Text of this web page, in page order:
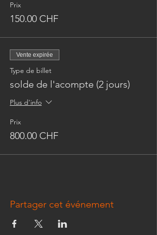
* le prix inclus tout le matérel nécessaire
pour les 5 jours de formation et la réalisation
Prix
150.00 CHF
Vente expirée
Type de billet
solde de l'acompte (2 jours)
Plus d'info
Prix
800.00 CHF
Partager cet événement